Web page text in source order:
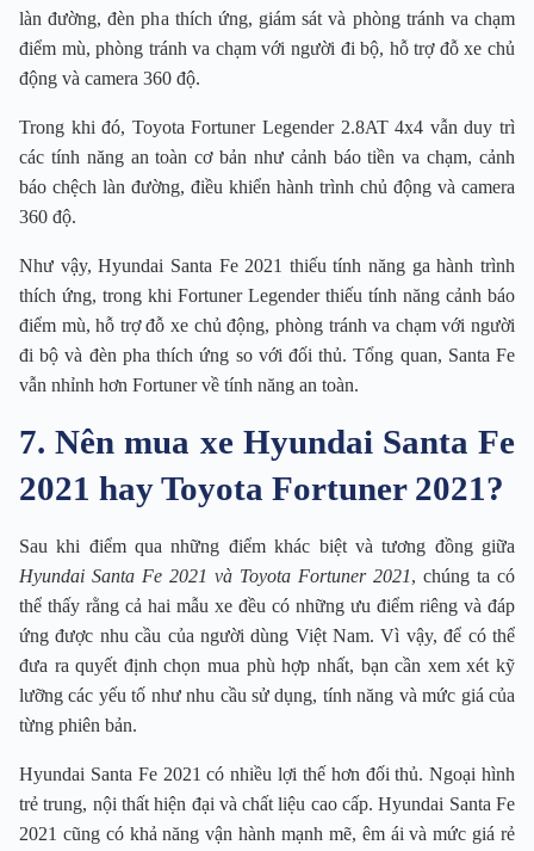
làn đường, đèn pha thích ứng, giám sát và phòng tránh va chạm
điểm mù, phòng tránh va chạm với người đi bộ, hỗ trợ đỗ xe chủ
động và camera 360 độ.
Trong khi đó, Toyota Fortuner Legender 2.8AT 4x4 vẫn duy trì
các tính năng an toàn cơ bản như cảnh báo tiền va chạm, cảnh
báo chệch làn đường, điều khiển hành trình chủ động và camera
360 độ.
Như vậy, Hyundai Santa Fe 2021 thiếu tính năng ga hành trình
thích ứng, trong khi Fortuner Legender thiếu tính năng cảnh báo
điểm mù, hỗ trợ đỗ xe chủ động, phòng tránh va chạm với người
đi bộ và đèn pha thích ứng so với đối thủ. Tổng quan, Santa Fe
vẫn nhỉnh hơn Fortuner về tính năng an toàn.
7. Nên mua xe Hyundai Santa Fe
2021 hay Toyota Fortuner 2021?
Sau khi điểm qua những điểm khác biệt và tương đồng giữa
Hyundai Santa Fe 2021 và Toyota Fortuner 2021, chúng ta có
thể thấy rằng cả hai mẫu xe đều có những ưu điểm riêng và đáp
ứng được nhu cầu của người dùng Việt Nam. Vì vậy, để có thể
đưa ra quyết định chọn mua phù hợp nhất, bạn cần xem xét kỹ
lưỡng các yếu tố như nhu cầu sử dụng, tính năng và mức giá của
từng phiên bản.
Hyundai Santa Fe 2021 có nhiều lợi thế hơn đối thủ. Ngoại hình
trẻ trung, nội thất hiện đại và chất liệu cao cấp. Hyundai Santa Fe
2021 cũng có khả năng vận hành mạnh mẽ, êm ái và mức giá rẻ